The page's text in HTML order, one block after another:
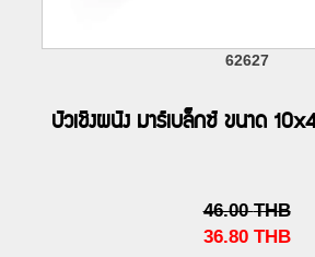
62627
บัวเชิงผนัง มาร์เบล็กซ์ ขนาด
46.00 THB
36.80 THB